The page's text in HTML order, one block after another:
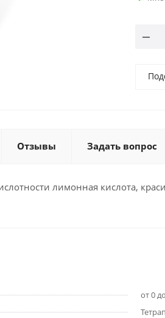
Отзывы Задать вопрос
лимонная кислота,
от 0